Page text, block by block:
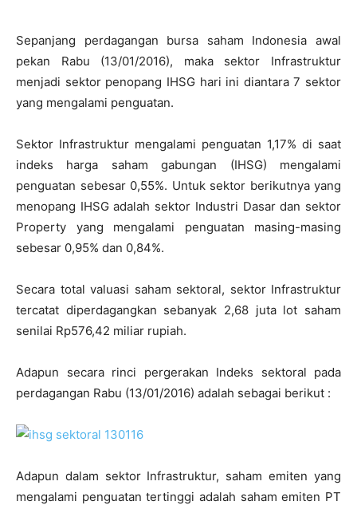
Sepanjang perdagangan bursa saham Indonesia awal
pekan Rabu (13/01/2016), maka sektor Infrastruktur
menjadi sektor penopang IHSG hari ini diantara 7 sektor
yang mengalami penguatan.
Sektor Infrastruktur mengalami penguatan 1,17% di saat
indeks harga saham gabungan (IHSG) mengalami
penguatan sebesar 0,55%. Untuk sektor berikutnya yang
menopang IHSG adalah sektor Industri Dasar dan sektor
Property yang mengalami penguatan masing-masing
sebesar 0,95% dan 0,84%.
Secara total valuasi saham sektoral, sektor Infrastruktur
tercatat diperdagangkan sebanyak 2,68 juta lot saham
senilai Rp576,42 miliar rupiah.
Adapun secara rinci pergerakan Indeks sektoral pada
perdagangan Rabu (13/01/2016) adalah sebagai berikut :
Adapun dalam sektor Infrastruktur, saham emiten yang
mengalami penguatan tertinggi adalah saham emiten PT